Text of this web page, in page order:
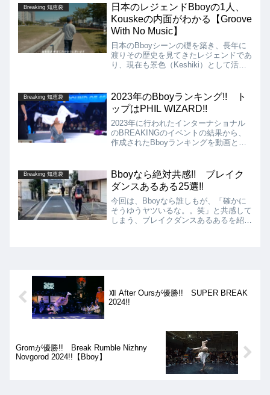
最高のブレイクダンサーまで、普段の踊
っている様子ではない、TSUKKIの新鮮
な一面が見られます!!
Breaking 知恵袋
日本のレジェンドBboyの1人、
Kouskeの内面がわかる【Groove
With No Music】
日本のBboyシーンの礎を築き、長年に
渡りその歴史を見てきたレジェンドであ
り、現在も景色（Keshiki）として活動
公園を散歩しながら、キャリアの中で印
象的なエピソード、競技としての
Breaking、アートと評されることなど
様々な質問を投げかけています!!
Breaking 知恵袋
2023年のBboyランキング!! ト
ップはPHIL WIZARD!!
2023年に行われたインターナショナル
のBREAKINGのイベントの結果から、
作成されたBboyランキングを動画とと
SHIGEKIXとみても、ポイントの差は2
倍以上となっており、圧倒的な強さとな
っています!!
Breaking 知恵袋
Bboyなら絶対共感!! ブレイク
ダンスあるある25選!!
今回は、Bboyなら誰しもが、「確かに
そうゆうヤツいるな。。笑」と共感して
しまう、ブレイクダンスあるあるを紹
Ⅻ After Oursが優勝!! SUPER BREAK
2024!!
Gromが優勝!! Break Rumble Nizhny
Novgorod 2024!!【Bboy】